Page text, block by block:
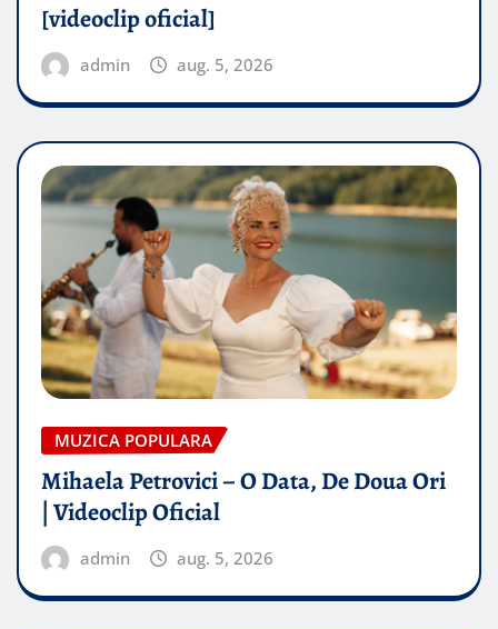
[videoclip oficial]
admin aug. 5, 2026
MUZICA POPULARA
Mihaela Petrovici – O Data, De Doua Ori
| Videoclip Oficial
admin aug. 5, 2026